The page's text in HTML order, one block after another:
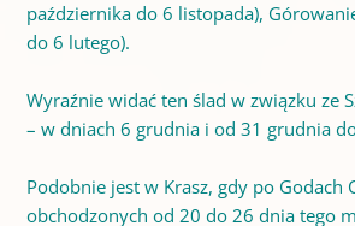
października do 6 listopada),
do 6 lutego).
Wyraźnie widać ten ślad w związku ze
– w dniach 6 grudnia i od 31 grudnia
Podobnie jest w Krasz, gdy po Godach
obchodzonych od 20 do 26 dnia tego